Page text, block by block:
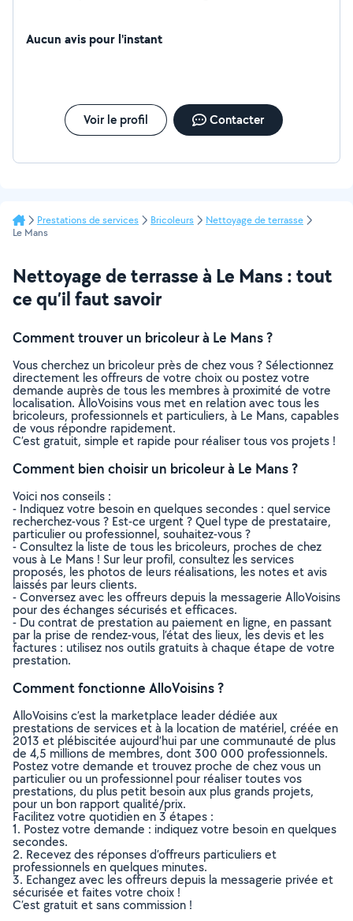
Aucun avis pour l'instant
Voir le profil Contacter
Prestations de services Bricoleurs
Nettoyage de terrasse
Le Mans
Nettoyage de terrasse à Le Mans : tout
ce qu’il faut savoir
Comment trouver un bricoleur à Le Mans ?
Vous cherchez un bricoleur près de chez vous ? Sélectionnez
directement les offreurs de votre choix ou postez votre
demande auprès de tous les membres à proximité de votre
localisation. AlloVoisins vous met en relation avec tous les
bricoleurs, professionnels et particuliers, à Le Mans, capables
de vous répondre rapidement.
C’est gratuit, simple et rapide pour réaliser tous vos projets !
Comment bien choisir un bricoleur à Le Mans ?
Voici nos conseils :
- Indiquez votre besoin en quelques secondes : quel service
recherchez-vous ? Est-ce urgent ? Quel type de prestataire,
particulier ou professionnel, souhaitez-vous ?
- Consultez la liste de tous les bricoleurs, proches de chez
vous à Le Mans ! Sur leur profil, consultez les services
proposés, les photos de leurs réalisations, les notes et avis
laissés par leurs clients.
- Conversez avec les offreurs depuis la messagerie AlloVoisins
pour des échanges sécurisés et efficaces.
- Du contrat de prestation au paiement en ligne, en passant
par la prise de rendez-vous, l’état des lieux, les devis et les
factures : utilisez nos outils gratuits à chaque étape de votre
prestation.
Comment fonctionne AlloVoisins ?
AlloVoisins c’est la marketplace leader dédiée aux
prestations de services et à la location de matériel, créée en
2013 et plébiscitée aujourd’hui par une communauté de plus
de 4,5 millions de membres, dont 300 000 professionnels.
Postez votre demande et trouvez proche de chez vous un
particulier ou un professionnel pour réaliser toutes vos
prestations, du plus petit besoin aux plus grands projets,
pour un bon rapport qualité/prix.
Facilitez votre quotidien en 3 étapes :
1. Postez votre demande : indiquez votre besoin en quelques
secondes.
2. Recevez des réponses d’offreurs particuliers et
professionnels en quelques minutes.
3. Echangez avec les offreurs depuis la messagerie privée et
sécurisée et faites votre choix !
C’est gratuit et sans commission !